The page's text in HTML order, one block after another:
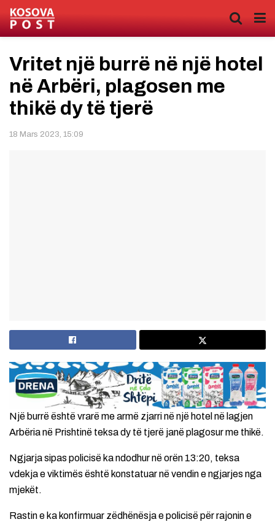
Vritet një burrë në një hotel
në Arbëri, plagosen me
thikë dy të tjerë
18 Mars 2023, 15:09
Një burrë është vrarë me armë zjarri në një hotel në lagjen
Arbëria në Prishtinë teksa dy të tjerë janë plagosur me thikë.
Ngjarja sipas policisë ka ndodhur në orën 13:20, teksa
vdekja e viktimës është konstatuar në vendin e ngjarjes nga
mjekët.
Rastin e ka konfirmuar zëdhënësja e policisë për rajonin e